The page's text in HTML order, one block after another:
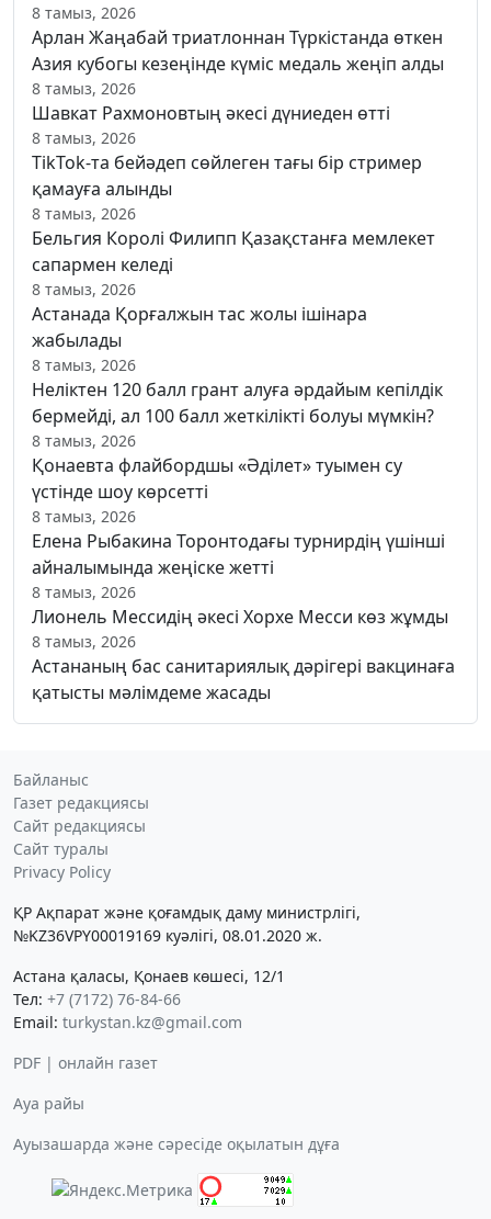
8 тамыз, 2026
Арлан Жаңабай триатлоннан Түркістанда өткен
Азия кубогы кезеңінде күміс медаль жеңіп алды
8 тамыз, 2026
Шавкат Рахмоновтың әкесі дүниеден өтті
8 тамыз, 2026
TikTok-та бейәдеп сөйлеген тағы бір стример
қамауға алынды
8 тамыз, 2026
Бельгия Королі Филипп Қазақстанға мемлекет
сапармен келеді
8 тамыз, 2026
Астанада Қорғалжын тас жолы ішінара
жабылады
8 тамыз, 2026
Неліктен 120 балл грант алуға әрдайым кепілдік
бермейді, ал 100 балл жеткілікті болуы мүмкін?
8 тамыз, 2026
Қонаевта флайбордшы «Әділет» туымен су
үстінде шоу көрсетті
8 тамыз, 2026
Елена Рыбакина Торонтодағы турнирдің үшінші
айналымында жеңіске жетті
8 тамыз, 2026
Лионель Мессидің әкесі Хорхе Месси көз жұмды
8 тамыз, 2026
Астананың бас санитариялық дәрігері вакцинаға
қатысты мәлімдеме жасады
Байланыс
Газет редакциясы
Сайт редакциясы
Сайт туралы
Privacy Policy
ҚР Ақпарат және қоғамдық даму министрлігі,
№KZ36VPY00019169 куәлігі, 08.01.2020 ж.
Астана қаласы, Қонаев көшесі, 12/1
Тел: +7 (7172) 76-84-66
Email: turkystan.kz@gmail.com
PDF | онлайн газет
Ауа райы
Ауызашарда және сәресіде оқылатын дұға